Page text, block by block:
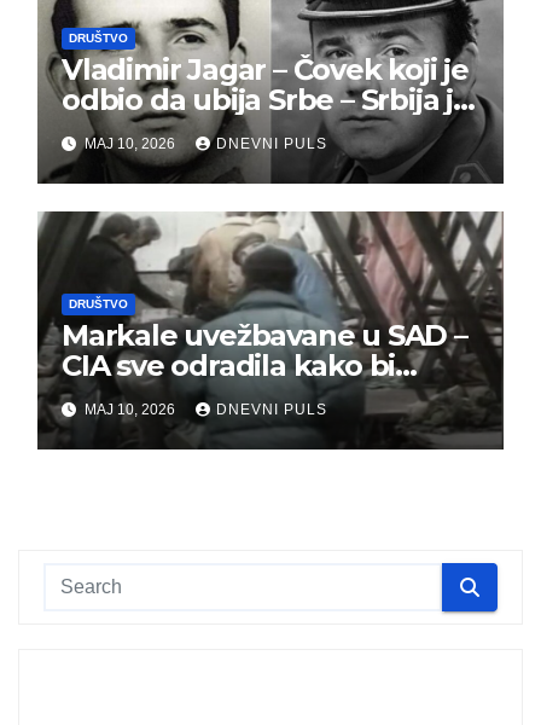
DRUŠTVO
Vladimir Jagar – Čovek koji je
odbio da ubija Srbe – Srbija je
dužna da ga pamti
MAJ 10, 2026 DNEVNI PULS
DRUŠTVO
Markale uvežbavane u SAD –
CIA sve odradila kako bi
optužili Srbe
MAJ 10, 2026 DNEVNI PULS